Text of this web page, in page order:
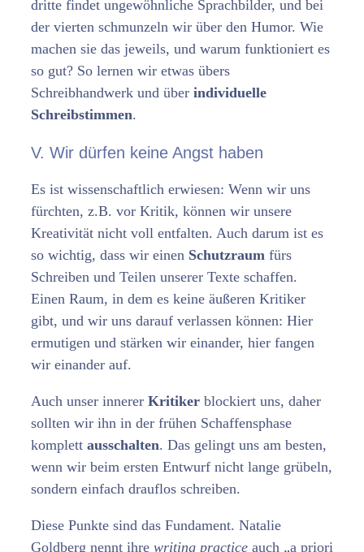
dritte findet ungewöhnliche Sprachbilder, und bei
der vierten schmunzeln wir über den Humor. Wie
machen sie das jeweils, und warum funktioniert es
so gut? So lernen wir etwas übers
Schreibhandwerk und über individuelle
Schreibstimmen.
V. Wir dürfen keine Angst haben
Es ist wissenschaftlich erwiesen: Wenn wir uns
fürchten, z.B. vor Kritik, können wir unsere
Kreativität nicht voll entfalten. Auch darum ist es
so wichtig, dass wir einen Schutzraum fürs
Schreiben und Teilen unserer Texte schaffen.
Einen Raum, in dem es keine äußeren Kritiker
gibt, und wir uns darauf verlassen können: Hier
ermutigen und stärken wir einander, hier fangen
wir einander auf.
Auch unser innerer Kritiker blockiert uns, daher
sollten wir ihn in der frühen Schaffensphase
komplett ausschalten. Das gelingt uns am besten,
wenn wir beim ersten Entwurf nicht lange grübeln,
sondern einfach drauflos schreiben.
Diese Punkte sind das Fundament. Natalie
Goldberg nennt ihre writing practice auch „a priori